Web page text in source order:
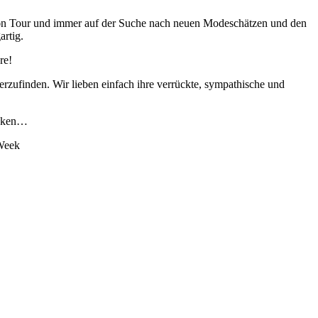
und immer auf der Suche nach neuen Modeschätzen und den
Wir lieben einfach ihre verrückte, sympathische und